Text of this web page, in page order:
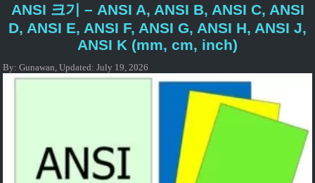
칠레에서 가장 일반적으로 사용되는 형식입니다. 예를 들어 멕시코
와 콜롬비아는 ISO 표준을 채택했지만 US Letter 형식은 여전히 전
국에서 사용중인 시스템. […]
ANSI 크기 – ANSI A, ANSI B, ANSI C, ANSI
D, ANSI E, ANSI F, ANSI G, ANSI H, ANSI J,
ANSI K (mm, cm, inch)
By:Gunawan,Updated:July 19, 2026